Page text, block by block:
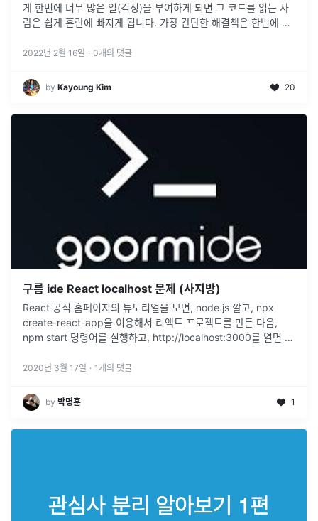
게 한번에 너무 많은 일(걱정)을 부여하게 되면 그 코드를 읽는 사
람은 쉽게 혼란에 빠지게 됩니다. 가장 간단한 해결책은 한번에 한
2022년 2월 16일 · 0개의 댓글
by Kayoung Kim 20
구름 ide React localhost 문제 (사지방)
React 공식 홈페이지의 튜토리얼을 보면, node.js 깔고, npx
create-react-app을 이용해서 리액트 프로젝트를 만든 다음,
npm start 명령어를 실행하고, http://localhost:3000를 열면 홈
2020년 3월 17일 · 1 개의 댓글
by 박명훈 1